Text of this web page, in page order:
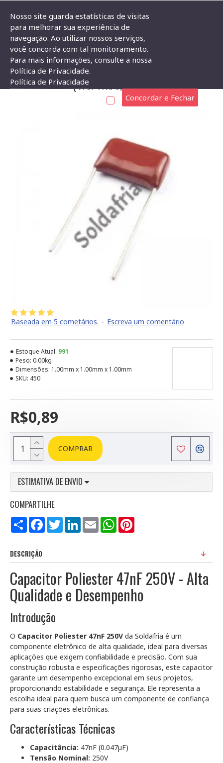
Capacitor Poliester 47nF X 250V (473/47K/0,047uF)
CAPACITOR POLIESTER 47NF X 250V
(473/47K/0,047UF)
Baseada em 5 cometários. - Escreva um comentário
R$0,89
Estoque Atual: 991
Peso: 0.00kg
Dimensões: 1.00mm x 1.00mm x 1.00mm
SKU: 450
COMPRAR
ESTIMATIVA DE ENVIO
COMPARTILHE
Compartilhar
FacebookTwitterLinkedInEmail WhatsApp
DESCRIÇÃO
Capacitor Poliester 47nF 250V - Alta
Qualidade e Desempenho
Introdução
O Capacitor Poliester 47nF 250V da Soldafria é um
componente eletrônico de alta qualidade, ideal para diversas
aplicações que exigem confiabilidade e precisão. Com sua
construção robusta e especificações rigorosas, este capacitor
garante um desempenho excepcional em seus projetos,
proporcionando estabilidade e segurança. Ele representa a
escolha ideal para quem busca um componente de confiança
para suas criações eletrônicas.
Características Técnicas
Capacitância: 47nF (0.047µF)
Tensão Nominal: 250V
Nosso site guarda estatísticas de visitas
para melhorar sua experiência de
navegação. Ao utilizar nossos serviços,
você concorda com tal monitoramento.
Para mais informações, consulte a nossa
Política de Privacidade.
Política de Privacidade
Concordar e Fechar